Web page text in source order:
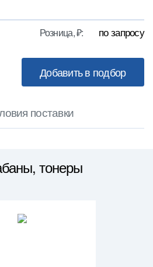
Розница, ₽: по запросу
поставки
тонеры